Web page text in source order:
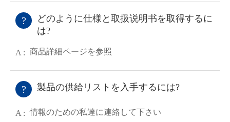
?
どのように仕様と取扱说明书を取得するに
は?
A : 商品詳細ページを参照
? 製品の供給リストを入手するには?
A : 情報のための私達に連絡して下さい